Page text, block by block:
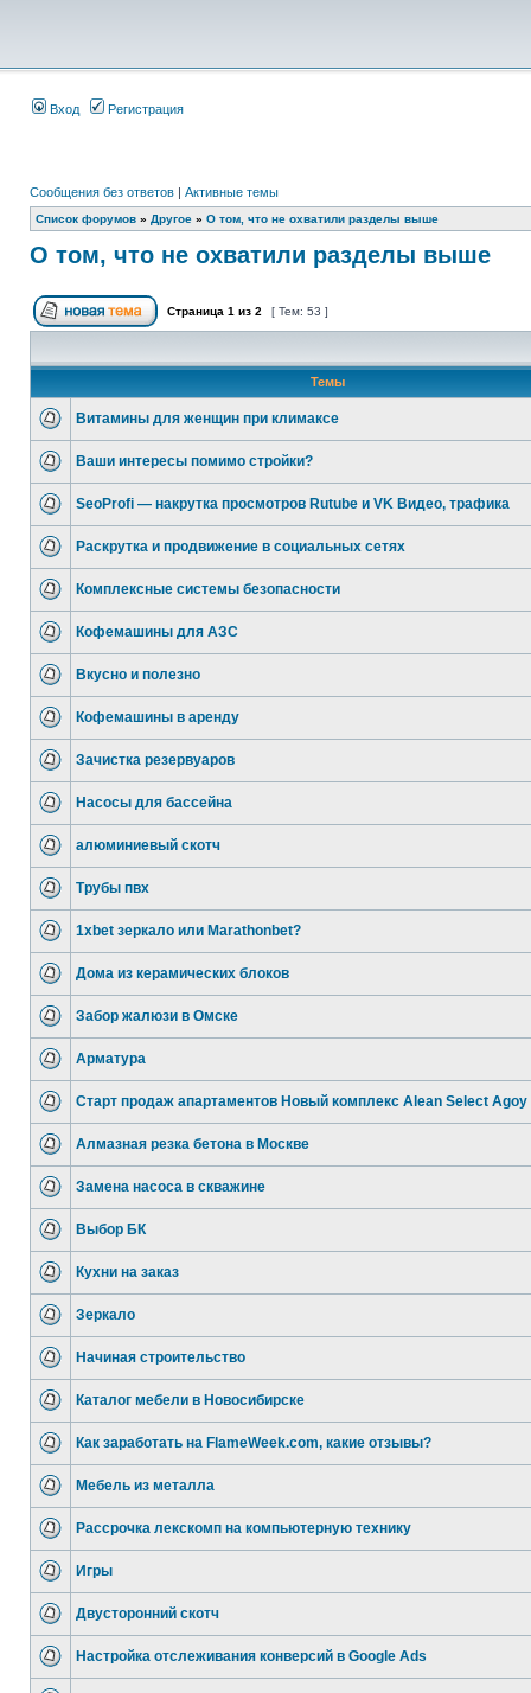
Вход Регистрация
Сообщения без ответов | Активные темы
Список форумов » Другое » О том, что не охватили разделы выше
О том, что не охватили разделы выше
Страница 1 из 2 [ Тем: 53 ]
Темы
Витамины для женщин при климаксе
Ваши интересы помимо стройки?
SeoProfi — накрутка просмотров Rutube и VK Видео, трафика
Раскрутка и продвижение в социальных сетях
Комплексные системы безопасности
Кофемашины для АЗС
Вкусно и полезно
Кофемашины в аренду
Зачистка резервуаров
Насосы для бассейна
алюминиевый скотч
Трубы пвх
1xbet зеркало или Marathonbet?
Дома из керамических блоков
Забор жалюзи в Омске
Арматура
Старт продаж апартаментов Новый комплекс Alean Select Agoy
Алмазная резка бетона в Москве
Замена насоса в скважине
Выбор БК
Кухни на заказ
Зеркало
Начиная строительство
Каталог мебели в Новосибирске
Как заработать на FlameWeek.com, какие отзывы?
Мебель из металла
Рассрочка лекскомп на компьютерную технику
Игры
Двусторонний скотч
Настройка отслеживания конверсий в Google Ads